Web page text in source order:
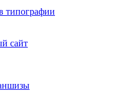
типографии
сайт